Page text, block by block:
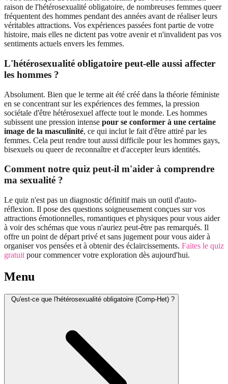
raison de l'hétérosexualité obligatoire, de nombreuses femmes queer
fréquentent des hommes pendant des années avant de réaliser leurs
véritables attractions. Vos expériences passées font partie de votre
histoire, mais elles ne dictent pas votre avenir et n'invalident pas vos
sentiments actuels envers les femmes.
L'hétérosexualité obligatoire peut-elle aussi affecter
les hommes ?
Absolument. Bien que le terme ait été créé dans la théorie féministe
en se concentrant sur les expériences des femmes, la pression
sociétale d'être hétérosexuel affecte tout le monde. Les hommes
subissent une pression intense pour se conformer à une certaine
image de la masculinité, ce qui inclut le fait d'être attiré par les
femmes. Cela peut rendre tout aussi difficile pour les hommes gays,
bisexuels ou queer de reconnaître et d'accepter leurs identités.
Comment notre quiz peut-il m'aider à comprendre
ma sexualité ?
Le quiz n'est pas un diagnostic définitif mais un outil d'auto-
réflexion. Il pose des questions soigneusement conçues sur vos
attractions émotionnelles, romantiques et physiques pour vous aider
à voir des schémas que vous n'auriez peut-être pas remarqués. Il
offre un point de départ privé et sans jugement pour vous aider à
organiser vos pensées et à obtenir des éclaircissements. Faites le quiz
gratuit pour commencer votre exploration dès aujourd'hui.
Menu
Qu'est-ce que l'hétérosexualité obligatoire (Comp-Het) ?